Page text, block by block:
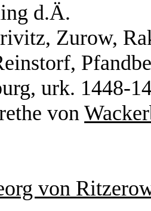
d.Ä.
Zurow,
urk. 1448-
von
von